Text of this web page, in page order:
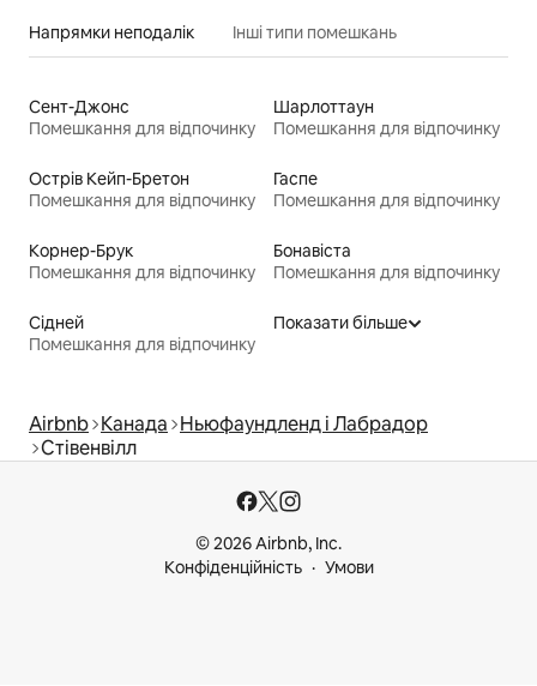
Напрямки неподалік Інші типи помешкань
Сент-Джонс
Помешкання для відпочинку
Шарлоттаун
Помешкання для відпочинку
Острів Кейп-Бретон
Помешкання для відпочинку
Гаспе
Помешкання для відпочинку
Корнер-Брук
Помешкання для відпочинку
Бонавіста
Помешкання для відпочинку
Сідней
Помешкання для відпочинку
Показати більше
Airbnb Канада Ньюфаундленд і Лабрадор
Стівенвілл
© 2026 Airbnb, Inc.
Конфіденційність
Умови